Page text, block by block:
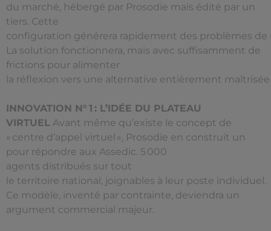
du marché, hébergé par Prosodie mais édité par un
tiers. Cette
configuration générera rapidement des problèmes de
La solution fonctionnera, mais avec suffisamment de
frictions pour alimenter
la réflexion vers une alternative entièrement
INNOVATION N° 1 : L’IDÉE DU PLATEAU
VIRTUEL Avant même qu’existe le concept de
« centre d’appel virtuel », Prosodie en construit un
pour répondre aux Assedic. 5 000
agents distribués sur tout
le territoire national, joignables à leur poste individuel.
Ce modèle, inventé par contrainte, deviendra un
argument commercial majeur.